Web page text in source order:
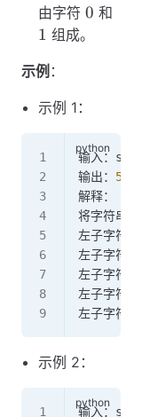
由字符0
0 和
1 组成。
示例 ：
示例 1：
输入：s
输出： 5
解释：
将字符串
左子字符
左子字符
左子字符
左子字符
左子字符
示例 2：
输入：s